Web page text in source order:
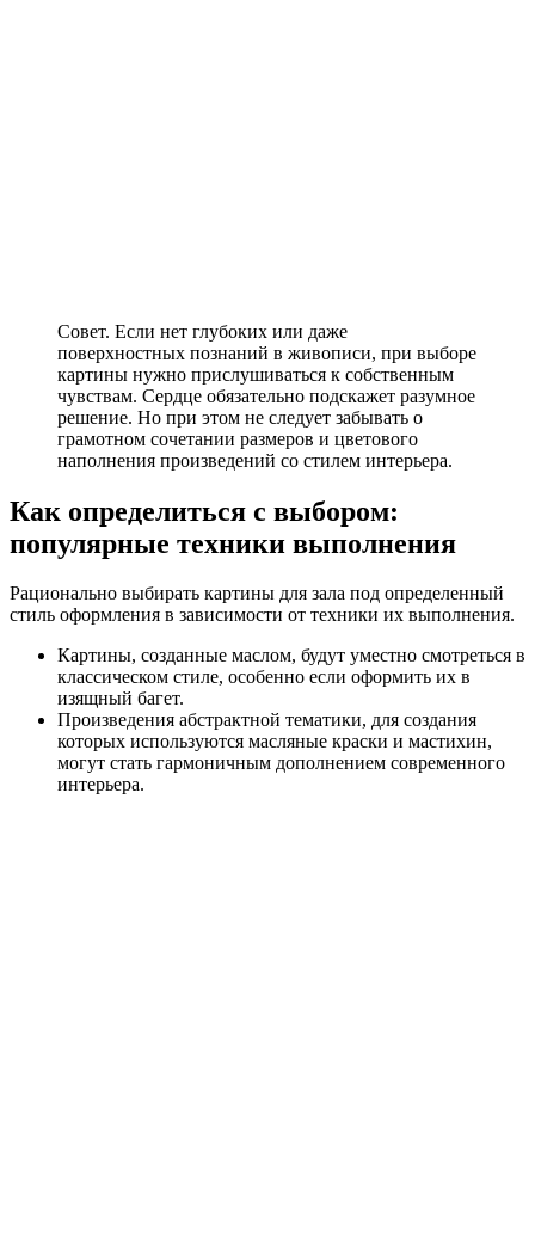
Совет. Если нет глубоких или даже
поверхностных познаний в живописи, при выборе
картины нужно прислушиваться к собственным
чувствам. Сердце обязательно подскажет разумное
решение. Но при этом не следует забывать о
грамотном сочетании размеров и цветового
наполнения произведений со стилем интерьера.
Как определиться с выбором:
популярные техники выполнения
Рационально выбирать картины для зала под определенный
стиль оформления в зависимости от техники их выполнения.
Картины, созданные маслом, будут уместно смотреться в
классическом стиле, особенно если оформить их в
изящный багет.
Произведения абстрактной тематики, для создания
которых используются масляные краски и мастихин,
могут стать гармоничным дополнением современного
интерьера.